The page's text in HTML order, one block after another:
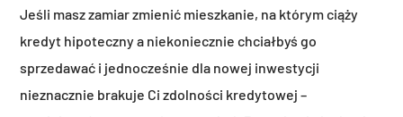
Jeśli masz zamiar zmienić mieszkanie, na którym ciąży
kredyt hipoteczny a niekoniecznie chciałbyś go
sprzedawać i jednocześnie dla nowej inwestycji
nieznacznie brakuje Ci zdolności kredytowej –